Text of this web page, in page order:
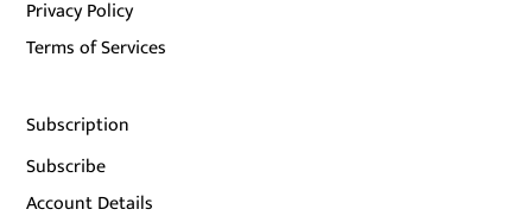
Privacy Policy
Terms of Services
Subscription
Subscribe
Account Details